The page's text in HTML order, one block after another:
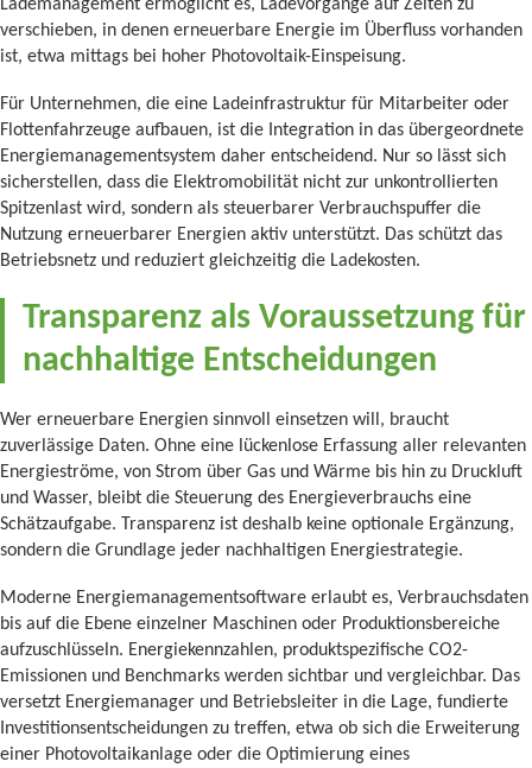
Lademanagement ermöglicht es, Ladevorgänge auf Zeiten zu
verschieben, in denen erneuerbare Energie im Überfluss vorhanden
ist, etwa mittags bei hoher Photovoltaik-Einspeisung.
Für Unternehmen, die eine Ladeinfrastruktur für Mitarbeiter oder
Flottenfahrzeuge aufbauen, ist die Integration in das übergeordnete
Energiemanagementsystem daher entscheidend. Nur so lässt sich
sicherstellen, dass die Elektromobilität nicht zur unkontrollierten
Spitzenlast wird, sondern als steuerbarer Verbrauchspuffer die
Nutzung erneuerbarer Energien aktiv unterstützt. Das schützt das
Betriebsnetz und reduziert gleichzeitig die Ladekosten.
Transparenz als Voraussetzung für
nachhaltige Entscheidungen
Wer erneuerbare Energien sinnvoll einsetzen will, braucht
zuverlässige Daten. Ohne eine lückenlose Erfassung aller relevanten
Energieströme, von Strom über Gas und Wärme bis hin zu Druckluft
und Wasser, bleibt die Steuerung des Energieverbrauchs eine
Schätzaufgabe. Transparenz ist deshalb keine optionale Ergänzung,
sondern die Grundlage jeder nachhaltigen Energiestrategie.
Moderne Energiemanagementsoftware erlaubt es, Verbrauchsdaten
bis auf die Ebene einzelner Maschinen oder Produktionsbereiche
aufzuschlüsseln. Energiekennzahlen, produktspezifische CO2-
Emissionen und Benchmarks werden sichtbar und vergleichbar. Das
versetzt Energiemanager und Betriebsleiter in die Lage, fundierte
Investitionsentscheidungen zu treffen, etwa ob sich die Erweiterung
einer Photovoltaikanlage oder die Optimierung eines